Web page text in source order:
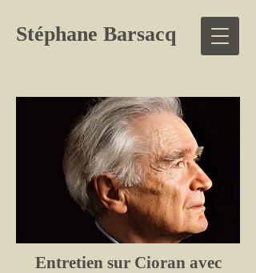
Stéphane Barsacq
Entretien sur Cioran avec